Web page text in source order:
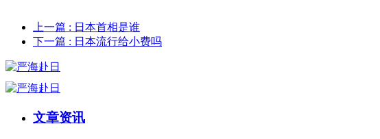
上一篇 : 日本首相是谁
下一篇 : 日本流行给小费吗
文章资讯